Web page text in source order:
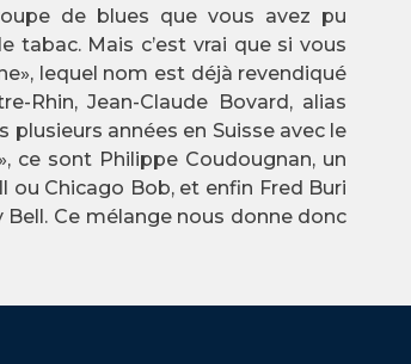
de blues que vous avez pu
tabac. Mais c’est vrai que si vous
lequel nom est déjà revendiqué
Rhin, Jean-Claude Bovard, alias
plusieurs années en Suisse avec le
ce sont Philippe Coudougnan, un
ou Chicago Bob, et enfin Fred Buri
Ce mélange nous donne donc